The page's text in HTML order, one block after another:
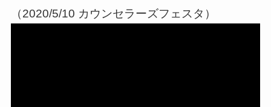
（2020/5/10 カウンセラーズフェスタ）